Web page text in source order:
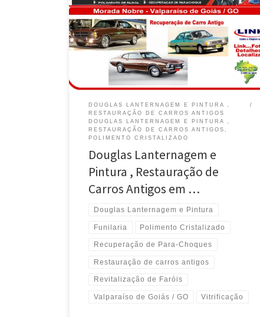
DOUGLAS LANTERNAGEM E PINTURA ,
RESTAURAÇÃO DE CARROS ANTIGOS
DOUGLAS LANTERNAGEM E PINTURA ,
RESTAURAÇÃO DE CARROS ANTIGOS,
POLIMENTO CRISTALIZADO
Douglas Lanternagem e
Pintura , Restauração de
Carros Antigos em …
Douglas Lanternagem e Pintura
Funilaria Polimento Cristalizado
Recuperação de Para-Choques
Restauração de carros antigos
Revitalização de Faróis
Valparaíso de Goiás / GO Vitrificação